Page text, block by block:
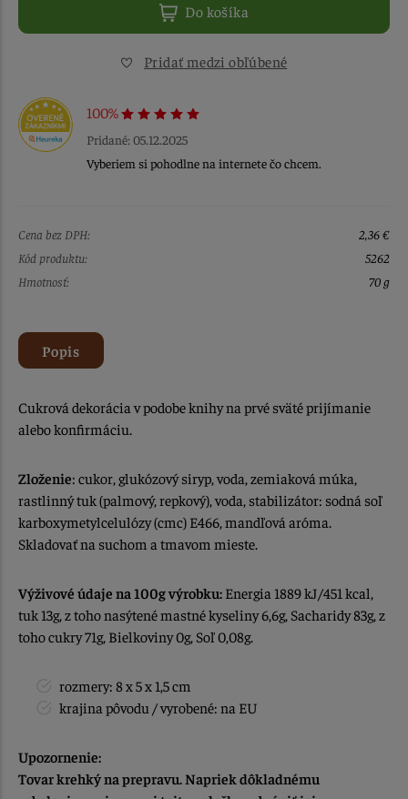
Do košíka
Pridať medzi obľúbené
100%
Pridané: 05.12.2025
Vyberiem si pohodlne na internete čo chcem.
Cena bez DPH:
2,36 €
Kód produktu:
5262
Hmotnosť:
70 g
Popis
Cukrová dekorácia v podobe knihy na prvé sväté prijímanie
alebo konfirmáciu.
Zloženie: cukor, glukózový siryp, voda, zemiaková múka,
rastlinný tuk (palmový, repkový), voda, stabilizátor: sodná soľ
karboxymetylcelulózy (cmc) E466, mandľová aróma.
Skladovať na suchom a tmavom mieste.
Výživové údaje na 100g výrobku: Energia 1889 kJ/451 kcal,
tuk 13g, z toho nasýtené mastné kyseliny 6,6g, Sacharidy 83g, z
toho cukry 71g, Bielkoviny 0g, Soľ 0,08g.
rozmery: 8 x 5 x 1,5 cm
krajina pôvodu / vyrobené: na EU
Upozornenie:
Tovar krehký na prepravu. Napriek dôkladnému